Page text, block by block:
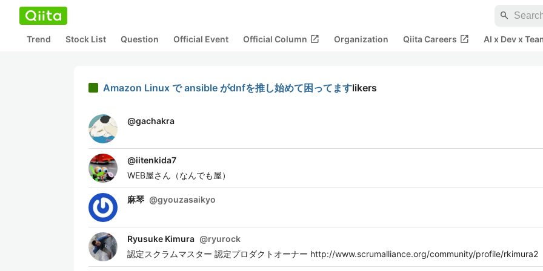
search
Trend Stock List Question Official Event Official Column open_in_new Organization Qiita Careers open_in_new AI x Dev x
Amazon Linux で ansible がdnfを推し始めて困ってますlikers
@gachakra
@iitenkida7
WEB屋さん（なんでも屋）
麻琴 @gyouzasaikyo
Ryusuke Kimura @ryurock
認定スクラムマスター 認定プロダクトオーナー http://www.scrumalliance.org/community/profile/rkimura2